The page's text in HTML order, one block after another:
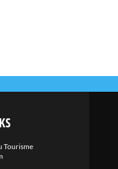
Tourisme